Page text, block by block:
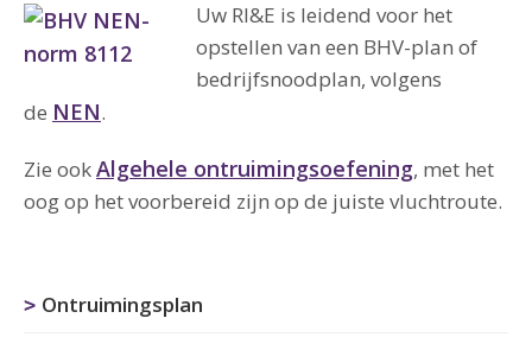
Uw RI&E is leidend voor het
opstellen van een BHV-plan of
bedrijfsnoodplan, volgens
de NEN.
Zie ookAlgehele ontruimingsoefening, met het
oog op het voorbereid zijn op de juiste vluchtroute.
Ontruimingsplan